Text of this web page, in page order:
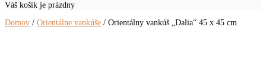
Váš košík je prázdny
Domov / Orientálne vankúše / Orientálny vankúš „Dalia“ 45 x 45 cm